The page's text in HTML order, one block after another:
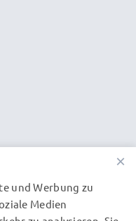
×
und Werbung zu
Medien